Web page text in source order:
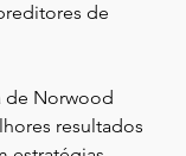
de
de Norwood
resultados